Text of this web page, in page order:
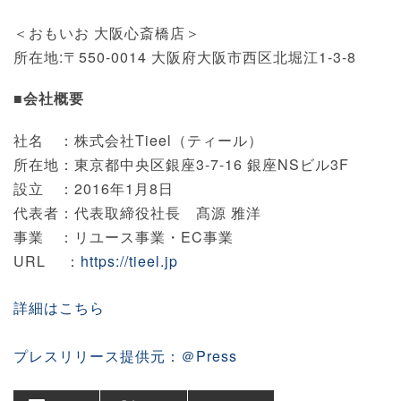
＜おもいお 大阪心斎橋店＞
所在地:〒550-0014 大阪府大阪市西区北堀江1-3-8
■会社概要
社名 ：株式会社Tieel（ティール）
所在地：東京都中央区銀座3-7-16 銀座NSビル3F
設立 ：2016年1月8日
代表者：代表取締役社長 髙源 雅洋
事業 ：リユース事業・EC事業
URL ： https://tieel.jp
詳細はこちら
プレスリリース提供元：＠Press